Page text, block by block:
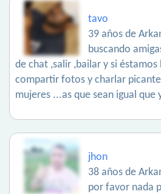
tavo
39 años de
buscando
de chat ,salir ,bailar y si
compartir fotos y charlar
mujeres ...as que sean igual que
jhon
38 años de
por favor nada